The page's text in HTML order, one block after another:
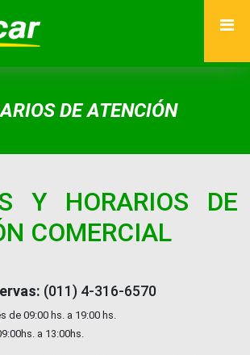
DE ATENCIÓN
Y HORARIOS DE
COMERCIAL
(011) 4-316-6570
de 09:00 hs. a 19:00 hs.
a 13:00hs.